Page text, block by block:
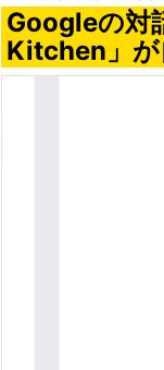
Googleの対
Kitchen」が